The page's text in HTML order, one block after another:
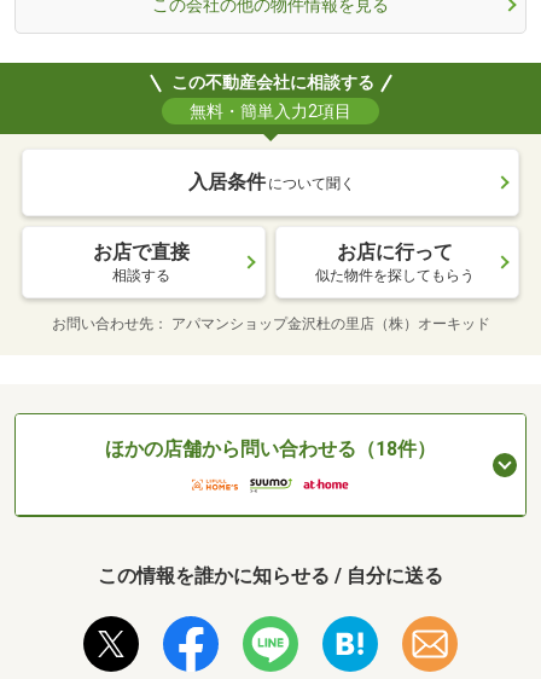
この会社の他の物件情報を見る
この不動産会社に相談する
無料・簡単入力2項目
入居条件 について聞く
お店で直接
相談する
お店に行って
似た物件を探してもらう
お問い合わせ先 アパマンショップ金沢杜の里店（株）オーキッド
ほかの店舗から問い合わせる（18件）
この情報を誰かに知らせる / 自分に送る